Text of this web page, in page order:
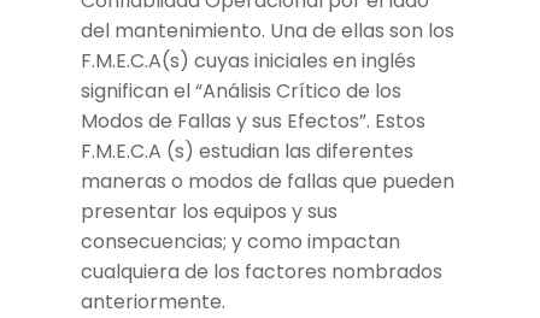
del mantenimiento. Una de ellas son los
F.M.E.C.A(s) cuyas iniciales en inglés
significan el “Análisis Crítico de los
Modos de Fallas y sus Efectos”. Estos
F.M.E.C.A (s) estudian las diferentes
maneras o modos de fallas que pueden
presentar los equipos y sus
consecuencias; y como impactan
cualquiera de los factores nombrados
anteriormente.